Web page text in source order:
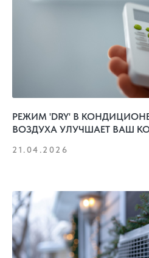
РЕЖИМ 'DRY' В
ВОЗДУХА УЛУЧШАЕТ ВАШ
21.04.2026